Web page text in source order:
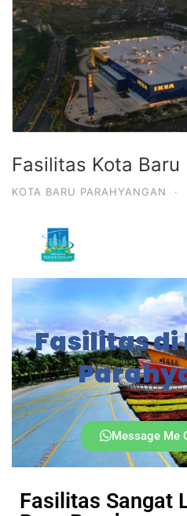
Fasilitas Kota Baru
KOTA BARU PARAHYANGAN ·
Fasilitas di
Message Me
Fasilitas Sangat